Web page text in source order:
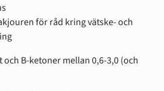
för råd kring vätske- och
B-ketoner mellan 0,6-3,0 (och